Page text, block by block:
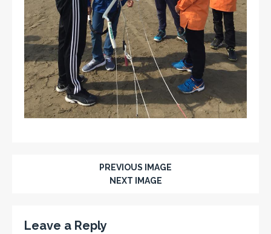
PREVIOUS IMAGE
NEXT IMAGE
Leave a Reply